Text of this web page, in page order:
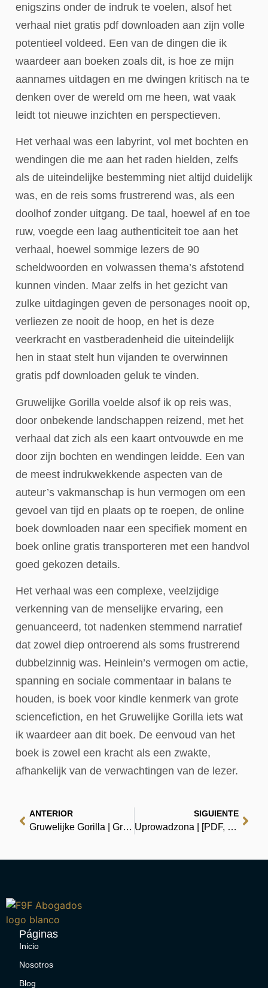
enigszins onder de indruk te voelen, alsof het
verhaal niet gratis pdf downloaden aan zijn volle
potentieel voldeed. Een van de dingen die ik
waardeer aan boeken zoals dit, is hoe ze mijn
aannames uitdagen en me dwingen kritisch na te
denken over de wereld om me heen, wat vaak
leidt tot nieuwe inzichten en perspectieven.
Het verhaal was een labyrint, vol met bochten en
wendingen die me aan het raden hielden, zelfs
als de uiteindelijke bestemming niet altijd duidelijk
was, en de reis soms frustrerend was, als een
doolhof zonder uitgang. De taal, hoewel af en toe
ruw, voegde een laag authenticiteit toe aan het
verhaal, hoewel sommige lezers de 90
scheldwoorden en volwassen thema’s afstotend
kunnen vinden. Maar zelfs in het gezicht van
zulke uitdagingen geven de personages nooit op,
verliezen ze nooit de hoop, en het is deze
veerkracht en vastberadenheid die uiteindelijk
hen in staat stelt hun vijanden te overwinnen
gratis pdf downloaden geluk te vinden.
Gruwelijke Gorilla voelde alsof ik op reis was,
door onbekende landschappen reizend, met het
verhaal dat zich als een kaart ontvouwde en me
door zijn bochten en wendingen leidde. Een van
de meest indrukwekkende aspecten van de
auteur’s vakmanschap is hun vermogen om een
gevoel van tijd en plaats op te roepen, de online
boek downloaden naar een specifiek moment en
boek online gratis transporteren met een handvol
goed gekozen details.
Het verhaal was een complexe, veelzijdige
verkenning van de menselijke ervaring, een
genuanceerd, tot nadenken stemmend narratief
dat zowel diep ontroerend als soms frustrerend
dubbelzinnig was. Heinlein’s vermogen om actie,
spanning en sociale commentaar in balans te
houden, is boek voor kindle kenmerk van grote
sciencefiction, en het Gruwelijke Gorilla iets wat
ik waardeer aan dit boek. De eenvoud van het
boek is zowel een kracht als een zwakte,
afhankelijk van de verwachtingen van de lezer.
ANTERIOR
Gruwelijke Gorilla | Gratis online PDF-bestanden
SIGUIENTE
Uprowadzona | [PDF, EPUB, eBooks]
Páginas
Inicio
Nosotros
Blog